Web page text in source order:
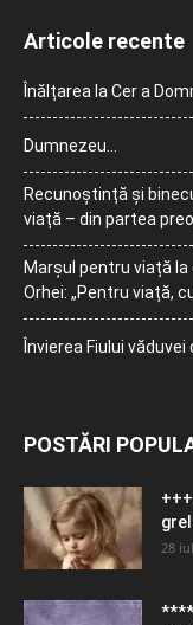
Articole recente
Înălțarea la Cer a
Dumnezeu…
Recunoștință și
viață – din partea
Marșul pentru viață la
Orhei: „Pentru viață,
Învierea Fiului văduvei
POSTĂRI
28
****